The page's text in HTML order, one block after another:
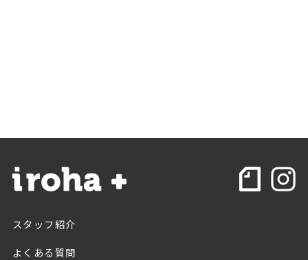
スタッフ紹介
よくある質問